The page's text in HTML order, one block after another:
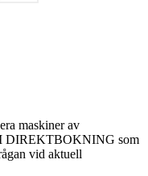
maskiner av
DIREKTBOKNING som
vid aktuell